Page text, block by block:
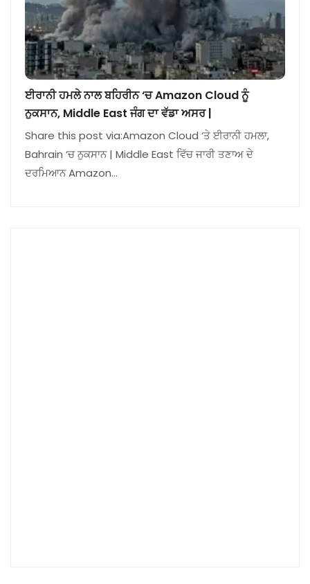
ਈਰਾਨੀ ਹਮਲੇ ਨਾਲ ਬਹਿਰੀਨ ‘ਚ Amazon Cloud ਨੂੰ
ਨੁਕਸਾਨ, Middle East ਜੰਗ ਦਾ ਵੱਡਾ ਅਸਰ |
Share this post via:Amazon Cloud ‘ਤੇ ਈਰਾਨੀ ਹਮਲਾ,
Bahrain ‘ਚ ਨੁਕਸਾਨ | Middle East ਵਿੱਚ ਜਾਰੀ ਤਣਾਅ ਦੇ
ਦਰਮਿਆਨ Amazon…